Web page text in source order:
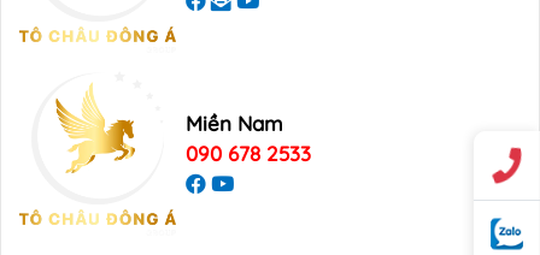
Miền Nam
090 678 2533